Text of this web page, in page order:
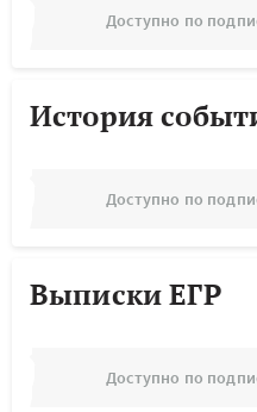
Доступно по
История
Доступно по
Выписки ЕГР
Доступно по